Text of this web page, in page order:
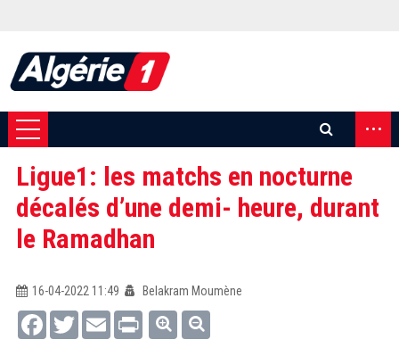
...
Ligue1: les matchs en nocturne
décalés d’une demi- heure, durant
le Ramadhan
16-04-2022 11:49
Belakram Moumène
FacebookTwitterEmail Print